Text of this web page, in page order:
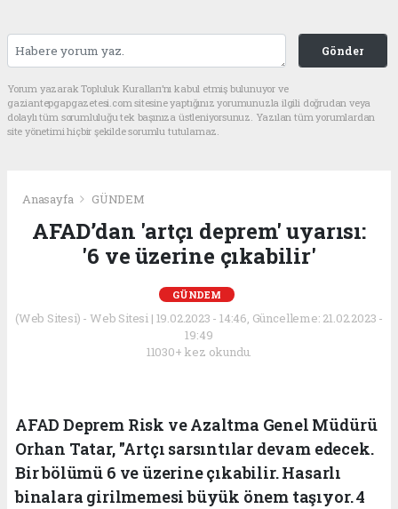
Gönder
Yorum yazarak Topluluk Kuralları’nı kabul etmiş bulunuyor ve
gaziantepgapgazetesi.com sitesine yaptığınız yorumunuzla ilgili doğrudan veya
dolaylı tüm sorumluluğu tek başınıza üstleniyorsunuz. Yazılan tüm yorumlardan
site yönetimi hiçbir şekilde sorumlu tutulamaz.
Anasayfa GÜNDEM
AFAD’dan 'artçı deprem' uyarısı:
'6 ve üzerine çıkabilir'
GÜNDEM
(Web Sitesi) - Web Sitesi | 19.02.2023 - 14:46, Güncelleme: 21.02.2023 -
19:49
11030+ kez okundu.
AFAD Deprem Risk ve Azaltma Genel Müdürü
Orhan Tatar, "Artçı sarsıntılar devam edecek.
Bir bölümü 6 ve üzerine çıkabilir. Hasarlı
binalara girilmemesi büyük önem taşıyor. 4